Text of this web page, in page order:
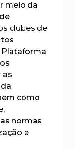
meio da
clubes de
as
como
normas
e